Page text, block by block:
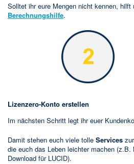
Solltet ihr eure Mengen nicht kennen, hilft
Berechnungshilfe.
Lizenzero-Konto erstellen
Im nächsten Schritt legt ihr euer
Damit stehen euch viele tolle Services
die euch das Leben leichter machen (z.B.
Download für LUCID).